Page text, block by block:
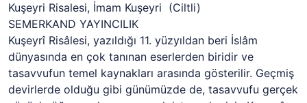
Kuşeyri Risalesi, İmam Kuşeyri (Ciltli)
SEMERKAND YAYINCILIK
Kuşeyrî Risâlesi, yazıldığı 11. yüzyıldan beri İslâm
dünyasında en çok tanınan eserlerden biridir ve
tasavvufun temel kaynakları arasında gösterilir. Geçmiş
devirlerde olduğu gibi günümüzde de, tasavvufu gerçek